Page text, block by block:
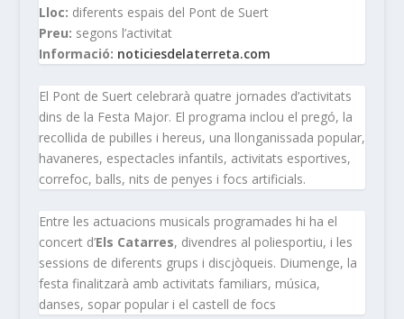
Lloc: diferents espais del Pont de Suert
Preu: segons l’activitat
Informació: noticiesdelaterreta.com
El Pont de Suert celebrarà quatre jornades d’activitats
dins de la Festa Major. El programa inclou el pregó, la
recollida de pubilles i hereus, una llonganissada popular,
havaneres, espectacles infantils, activitats esportives,
correfoc, balls, nits de penyes i focs artificials.
Entre les actuacions musicals programades hi ha el
concert d’Els Catarres, divendres al poliesportiu, i les
sessions de diferents grups i discjòqueis. Diumenge, la
festa finalitzarà amb activitats familiars, música,
danses, sopar popular i el castell de focs